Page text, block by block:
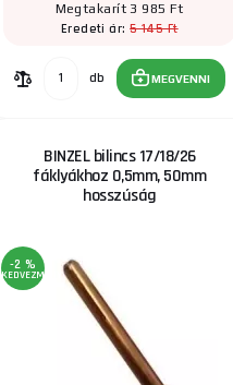
Megtakarít 3 985 Ft
Eredeti ár:5 145 Ft
db MEGVENNI
BINZEL bilincs 17/18/26
fáklyákhoz 0,5mm, 50mm
hosszúság
-2 %
KEDVEZMÉNY